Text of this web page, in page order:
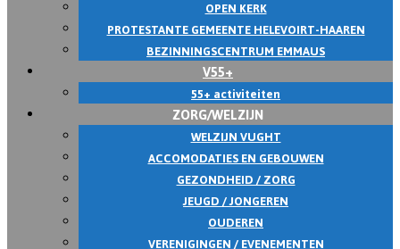
OPEN KERK
PROTESTANTE GEMEENTE HELEVOIRT-HAAREN
BEZINNINGSCENTRUM EMMAUS
V55+
55+ activiteiten
ZORG/WELZIJN
WELZIJN VUGHT
ACCOMODATIES EN GEBOUWEN
GEZONDHEID / ZORG
JEUGD / JONGEREN
OUDEREN
VERENIGINGEN / EVENEMENTEN